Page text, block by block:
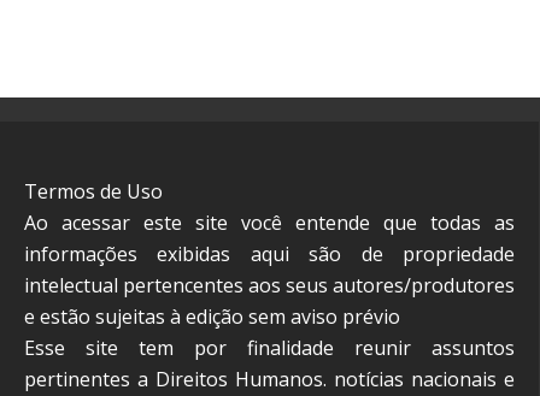
Termos de Uso
Ao acessar este site você entende que todas as
informações exibidas aqui são de propriedade
intelectual pertencentes aos seus autores/produtores
e estão sujeitas à edição sem aviso prévio
Esse site tem por finalidade reunir assuntos
pertinentes a Direitos Humanos. notícias nacionais e